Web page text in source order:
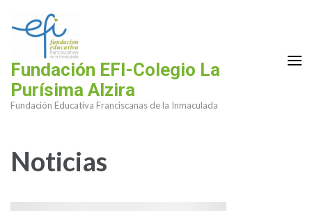
contenido
(presiona
tecla
Fundación EFI-Colegio La
Purísima Alzira
Fundación Educativa Franciscanas de la Inmaculada
Noticias